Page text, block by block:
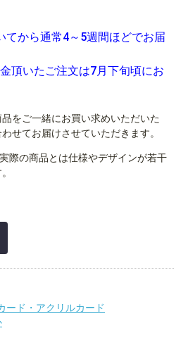
てから通常4～5週間ほどでお届
頂いたご注文は7月下旬頃にお
品をご一緒にお買い求めいただいた
せてお届けさせていただきます。
際の商品とは仕様やデザインが若干
ード・アクリルカード